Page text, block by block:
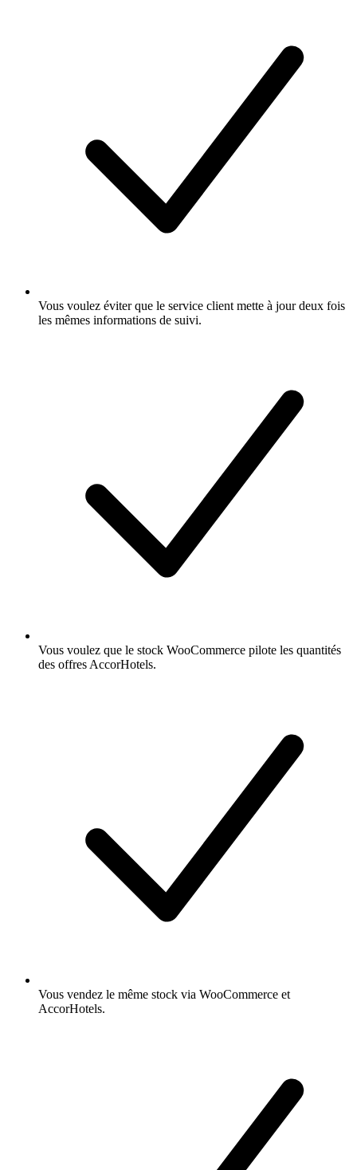
Vous voulez éviter que le service client mette à jour deux fois
les mêmes informations de suivi.
Vous voulez que le stock WooCommerce pilote les quantités
des offres AccorHotels.
Vous vendez le même stock via WooCommerce et
AccorHotels.